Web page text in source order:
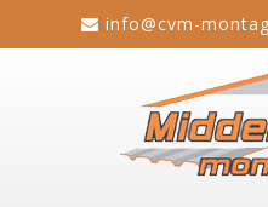
info@cvm-